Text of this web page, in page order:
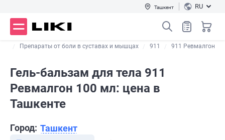
Ташкент RU
Препараты от боли в суставах и мышцах 911 911 Ревмалгон
Гель-бальзам для тела 911
Ревмалгон 100 мл: цена в
Ташкенте
Город: Ташкент